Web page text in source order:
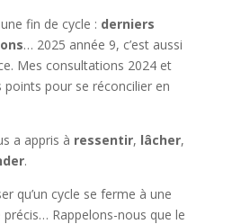
fin de cycle : derniers
… 2025 année 9, c’est aussi
Mes consultations 2024 et
pour se réconcilier en
a appris à ressentir, lâcher,
.
qu’un cycle se ferme à une
Rappelons-nous que le